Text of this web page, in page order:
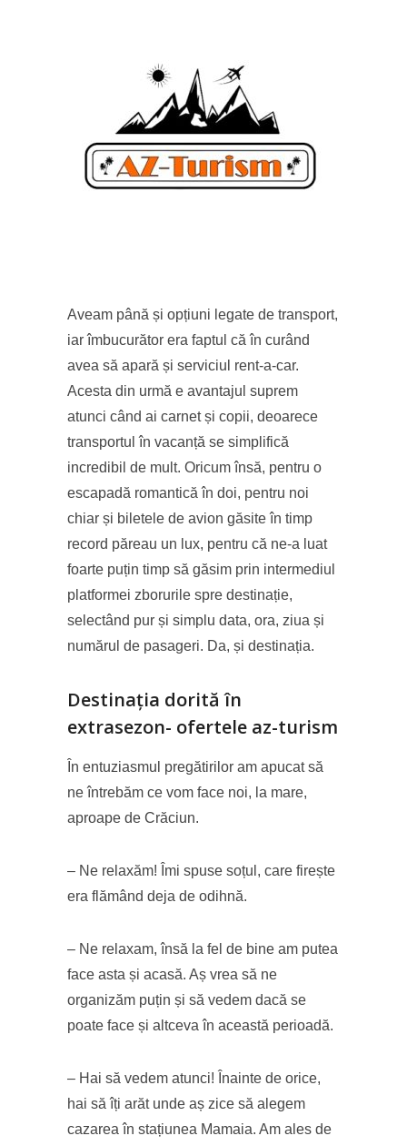
Aveam până și opțiuni legate de transport,
iar îmbucurător era faptul că în curând
avea să apară și serviciul rent-a-car.
Acesta din urmă e avantajul suprem
atunci când ai carnet și copii, deoarece
transportul în vacanță se simplifică
incredibil de mult. Oricum însă, pentru o
escapadă romantică în doi, pentru noi
chiar și biletele de avion găsite în timp
record păreau un lux, pentru că ne-a luat
foarte puțin timp să găsim prin intermediul
platformei zborurile spre destinație,
selectând pur și simplu data, ora, ziua și
numărul de pasageri. Da, și destinația.
Destinația dorită în
extrasezon- ofertele az-turism
În entuziasmul pregătirilor am apucat să
ne întrebăm ce vom face noi, la mare,
aproape de Crăciun.
– Ne relaxăm! Îmi spuse soțul, care firește
era flămând deja de odihnă.
– Ne relaxam, însă la fel de bine am putea
face asta și acasă. Aș vrea să ne
organizăm puțin și să vedem dacă se
poate face și altceva în această perioadă.
– Hai să vedem atunci! Înainte de orice,
hai să îți arăt unde aș zice să alegem
cazarea în stațiunea Mamaia. Am ales de